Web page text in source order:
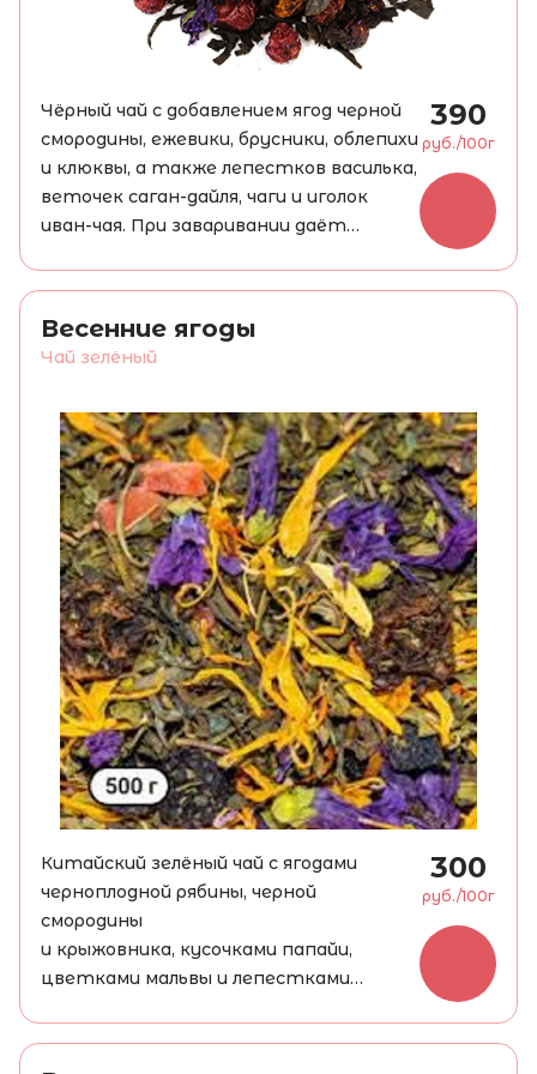
Чёрный чай с добавлением ягод черной
смородины, ежевики, брусники, облепихи
и клюквы, а также лепестков василька,
веточек саган-дайля, чаги и иголок
иван-чая. При заваривании даёт
повышает настроение и укрепляет
нервную систему.
390
руб./100г
Весенние ягоды
Чай зелёный
Китайский зелёный чай с ягодами
черноплодной рябины, черной
смородины
и крыжовника, кусочками папайи,
цветками мальвы и лепестками
300
руб./100г